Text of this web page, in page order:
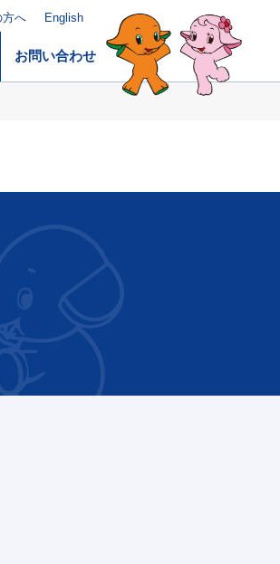
お問い合わせ
方へ English